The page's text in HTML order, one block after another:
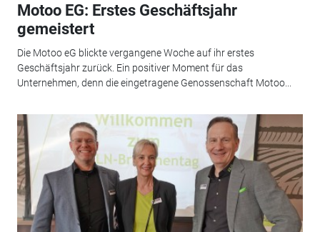
Motoo EG: Erstes Geschäftsjahr
gemeistert
Die Motoo eG blickte vergangene Woche auf ihr erstes
Geschäftsjahr zurück. Ein positiver Moment für das
Unternehmen, denn die eingetragene Genossenschaft Motoo...